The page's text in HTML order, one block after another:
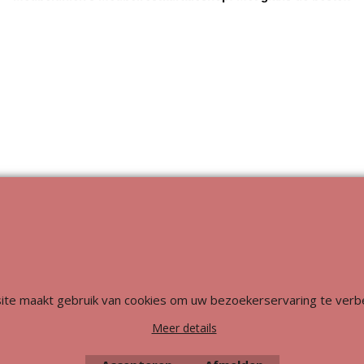
maakt gebruik van cookies om uw bezoekerservaring te
Meer details